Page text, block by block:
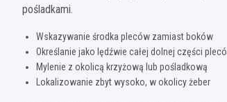
pośladkami.
Wskazywanie środka pleców zamiast boków
Określanie jako lędźwie całej dolnej części
Mylenie z okolicą krzyżową lub pośladkową
Lokalizowanie zbyt wysoko, w okolicy żeber